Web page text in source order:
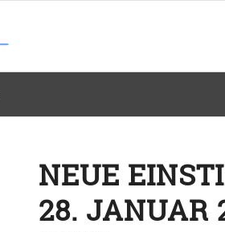
NEUE
28. JANUAR